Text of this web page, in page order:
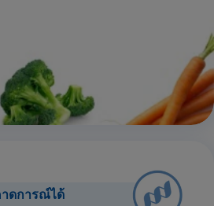
ดการณ์ได้